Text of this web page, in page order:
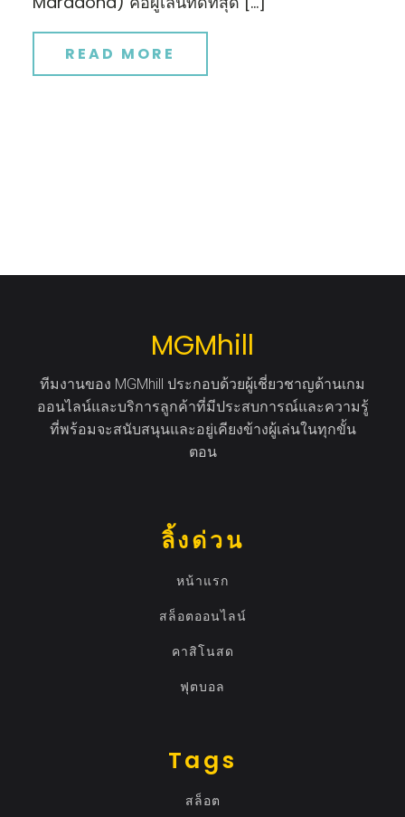
READ MORE
MGMhill
ทีมงานของ MGMhill ประกอบด้วยผู้เชี่ยวชาญด้านเกม
ออนไลน์และบริการลูกค้าที่มีประสบการณ์และความรู้
ที่พร้อมจะสนับสนุนและอยู่เคียงข้างผู้เล่นในทุกขั้น
ตอน
ลิ้งด่วน
หน้าแรก
สล็อตออนไลน์
คาสิโนสด
ฟุตบอล
Tags
สล็อต